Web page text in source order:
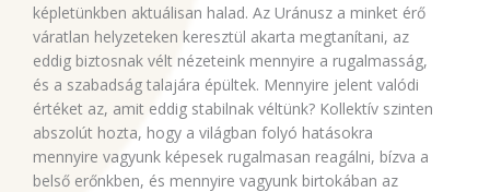
képletünkben aktuálisan halad. Az Uránusz a minket érő
váratlan helyzeteken keresztül akarta megtanítani, az
eddig biztosnak vélt nézeteink mennyire a rugalmasság,
és a szabadság talajára épültek. Mennyire jelent valódi
értéket az, amit eddig stabilnak véltünk? Kollektív szinten
abszolút hozta, hogy a világban folyó hatásokra
mennyire vagyunk képesek rugalmasan reagálni, bízva a
belső erőnkben, és mennyire vagyunk birtokában az